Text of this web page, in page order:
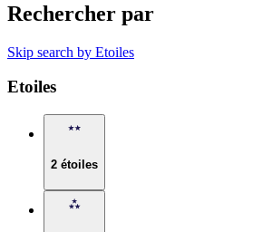
Rechercher par
Skip search by Etoiles
Etoiles
2 étoiles